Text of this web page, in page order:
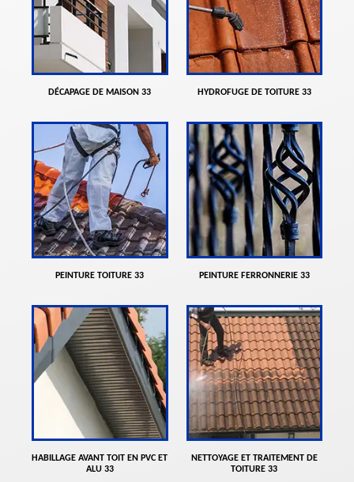
DÉCAPAGE DE MAISON 33 HYDROFUGE DE TOITURE 33
PEINTURE TOITURE 33 PEINTURE FERRONNERIE 33
HABILLAGE AVANT TOIT EN PVC ET
ALU 33
NETTOYAGE ET TRAITEMENT DE
TOITURE 33